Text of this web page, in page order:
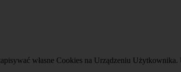
własne Cookies na Urządzeniu